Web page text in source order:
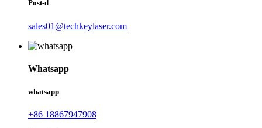
Post-d
sales01@techkeylaser.com
Whatsapp
whatsapp
+86 18867947908